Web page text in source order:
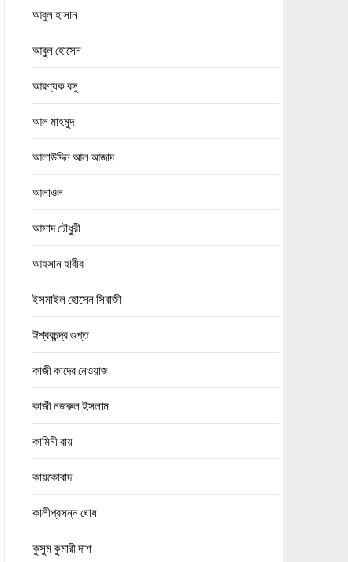
আবুল হাসান
আবুল হোসেন
আরণ্যক বসু
আল মাহমুদ
আলাউদ্দিন আল আজাদ
আলাওল
আসাদ চৌধুরী
আহসান হাবীব
ইসমাইল হোসেন সিরাজী
ঈশ্বরচন্দ্র গুপ্ত
কাজী কাদের নেওয়াজ
কাজী নজরুল ইসলাম
কামিনী রায়
কায়কোবাদ
কালীপ্রসন্ন ঘোষ
কুসুম কুমারী দাশ